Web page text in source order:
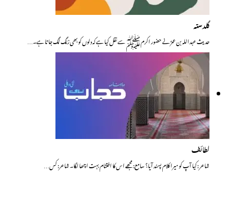
گلدستہ
حدیث عبداللہ بن عمرؓ نے حضور اکرم ﷺ سے نقل کیا ہے کہ دلوں کو بھی زنگ لگ جاتا ہے۔…
لطائف
شاعر : کیا آپ کو میرا کلام پسند آیا؟ سامع: مجھے ا س کا اختتام بہت اچھا لگا۔ شاعر: کس…